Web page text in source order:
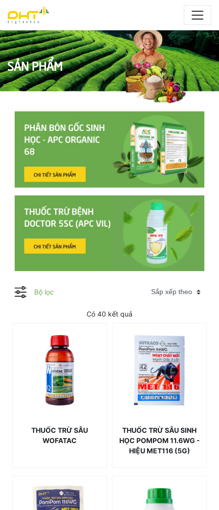
SẢN PHẨM
Bộ lọc
Có 40 kết quả
THUỐC TRỪ SÂU
WOFATAC
THUỐC TRỪ SÂU SINH
HỌC POMPOM 11.6WG -
HIỆU MET116 (5G)